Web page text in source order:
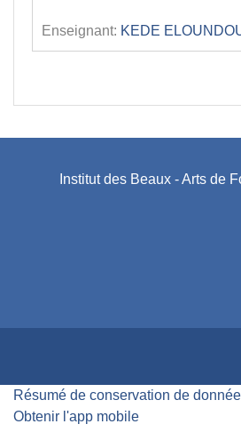
Enseignant: KEDE
Institut des Beaux - Arts de
Résumé de conservation de
Obtenir l'app mobile